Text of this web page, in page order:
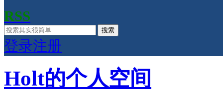
RSS
搜索
登录注册
Holt的个人空间